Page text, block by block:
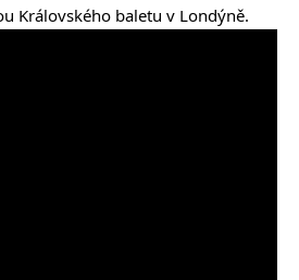
Královského baletu v Londýně.